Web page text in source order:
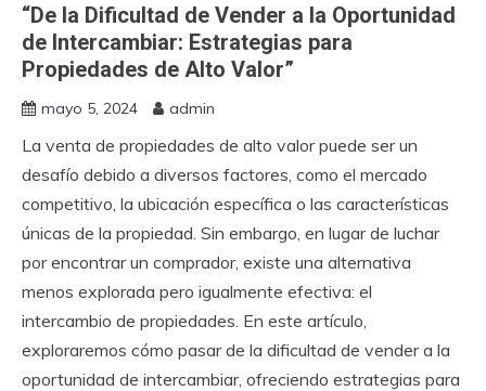
“De la Dificultad de Vender a la Oportunidad
de Intercambiar: Estrategias para
Propiedades de Alto Valor”
mayo 5, 2024 admin
La venta de propiedades de alto valor puede ser un
desafío debido a diversos factores, como el mercado
competitivo, la ubicación específica o las características
únicas de la propiedad. Sin embargo, en lugar de luchar
por encontrar un comprador, existe una alternativa
menos explorada pero igualmente efectiva: el
intercambio de propiedades. En este artículo,
exploraremos cómo pasar de la dificultad de vender a la
oportunidad de intercambiar, ofreciendo estrategias para